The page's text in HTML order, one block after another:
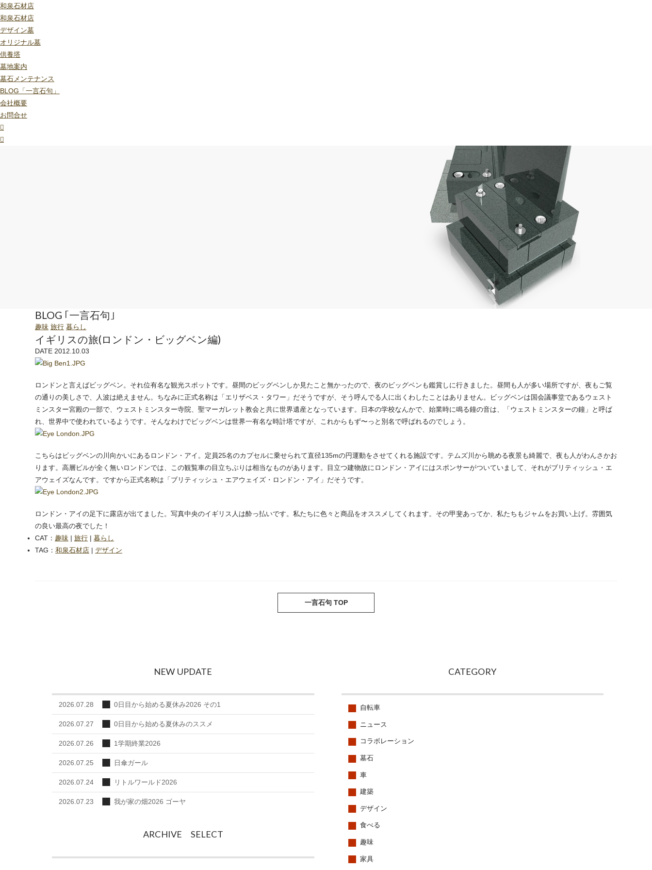
和泉石材店
和泉石材店
デザイン墓
オリジナル墓
供養塔
墓地案内
墓石メンテナンス
BLOG「一言石句」
会社概要
お問合せ
BLOG ｢一言石句｣
趣味 旅行 暮らし
イギリスの旅(ロンドン・ビッグベン編)
DATE 2012.10.03
ロンドンと言えばビッグベン。それ位有名な観光スポットです。昼間のビッグベンしか見たこと無かったので、夜のビッグベンも鑑賞しに行きました。昼間も人が多い場所ですが、夜もご覧
の通りの美しさで、人波は絶えません。ちなみに正式名称は「エリザベス・タワー」だそうですが、そう呼んでる人に出くわしたことはありません。ビッグベンは国会議事堂であるウェスト
ミンスター宮殿の一部で、ウェストミンスター寺院、聖マーガレット教会と共に世界遺産となっています。日本の学校なんかで、始業時に鳴る鐘の音は、「ウェストミンスターの鐘」と呼ば
れ、世界中で使われているようです。そんなわけでビッグベンは世界一有名な時計塔ですが、これからもず〜っと別名で呼ばれるのでしょう。
こちらはビッグベンの川向かいにあるロンドン・アイ。定員25名のカプセルに乗せられて直径135mの円運動をさせてくれる施設です。テムズ川から眺める夜景も綺麗で、夜も人がわんさかお
ります。高層ビルが全く無いロンドンでは、この観覧車の目立ちぶりは相当なものがあります。目立つ建物故にロンドン・アイにはスポンサーがついていまして、それがブリティッシュ・エ
アウェイズなんです。ですから正式名称は「ブリティッシュ・エアウェイズ・ロンドン・アイ」だそうです。
ロンドン・アイの足下に露店が出てました。写真中央のイギリス人は酔っ払いです。私たちに色々と商品をオススメしてくれます。その甲斐あってか、私たちもジャムをお買い上げ。雰囲気
の良い最高の夜でした！
CAT： 趣味 | 旅行 | 暮らし
TAG： 和泉石材店 | デザイン
一言石句 TOP
CATEGORY
自転車
ニュース
コラボレーション
墓石
車
建築
デザイン
食べる
趣味
家具
NEW UPDATE
2026.07.28 0日目から始める夏休み2026 その1
2026.07.27 0日目から始める夏休みのススメ
2026.07.26 1学期終業2026
2026.07.25 日傘ガール
2026.07.24 リトルワールド2026
2026.07.23 我が家の畑2026 ゴーヤ
ARCHIVE SELECT